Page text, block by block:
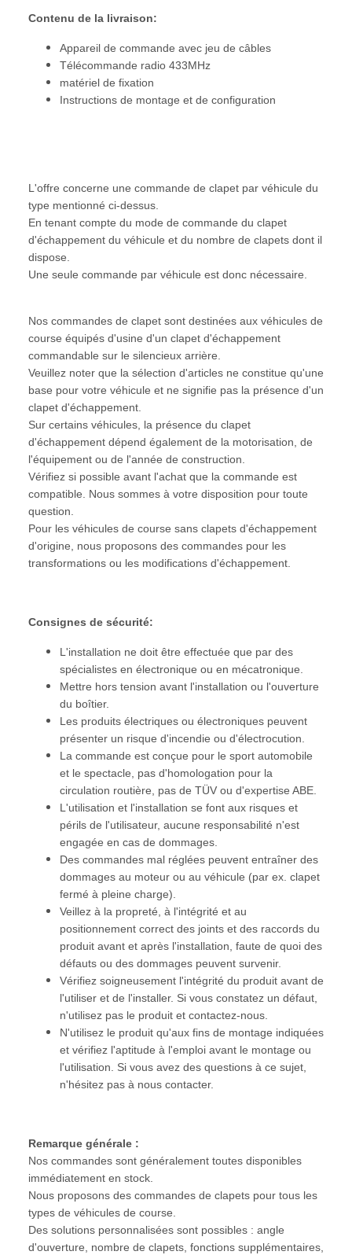
Contenu de la livraison:
Appareil de commande avec jeu de câbles
Télécommande radio 433MHz
matériel de fixation
Instructions de montage et de configuration
L'offre concerne une commande de clapet par véhicule du
type mentionné ci-dessus.
En tenant compte du mode de commande du clapet
d'échappement du véhicule et du nombre de clapets dont il
dispose.
Une seule commande par véhicule est donc nécessaire.
Nos commandes de clapet sont destinées aux véhicules de
course équipés d'usine d'un clapet d'échappement
commandable sur le silencieux arrière.
Veuillez noter que la sélection d'articles ne constitue qu'une
base pour votre véhicule et ne signifie pas la présence d'un
clapet d'échappement.
Sur certains véhicules, la présence du clapet
d'échappement dépend également de la motorisation, de
l'équipement ou de l'année de construction.
Vérifiez si possible avant l'achat que la commande est
compatible. Nous sommes à votre disposition pour toute
question.
Pour les véhicules de course sans clapets d'échappement
d'origine, nous proposons des commandes pour les
transformations ou les modifications d'échappement.
Consignes de sécurité:
L'installation ne doit être effectuée que par des
spécialistes en électronique ou en mécatronique.
Mettre hors tension avant l'installation ou l'ouverture
du boîtier.
Les produits électriques ou électroniques peuvent
présenter un risque d'incendie ou d'électrocution.
La commande est conçue pour le sport automobile
et le spectacle, pas d'homologation pour la
circulation routière, pas de TÜV ou d'expertise ABE.
L'utilisation et l'installation se font aux risques et
périls de l'utilisateur, aucune responsabilité n'est
engagée en cas de dommages.
Des commandes mal réglées peuvent entraîner des
dommages au moteur ou au véhicule (par ex. clapet
fermé à pleine charge).
Veillez à la propreté, à l'intégrité et au
positionnement correct des joints et des raccords du
produit avant et après l'installation, faute de quoi des
défauts ou des dommages peuvent survenir.
Vérifiez soigneusement l'intégrité du produit avant de
l'utiliser et de l'installer. Si vous constatez un défaut,
n'utilisez pas le produit et contactez-nous.
N'utilisez le produit qu'aux fins de montage indiquées
et vérifiez l'aptitude à l'emploi avant le montage ou
l'utilisation. Si vous avez des questions à ce sujet,
n'hésitez pas à nous contacter.
Remarque générale :
Nos commandes sont généralement toutes disponibles
immédiatement en stock.
Nous proposons des commandes de clapets pour tous les
types de véhicules de course.
Des solutions personnalisées sont possibles : angle
d'ouverture, nombre de clapets, fonctions supplémentaires,